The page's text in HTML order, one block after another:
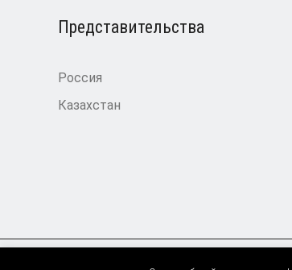
Представительства
Россия
Казахстан